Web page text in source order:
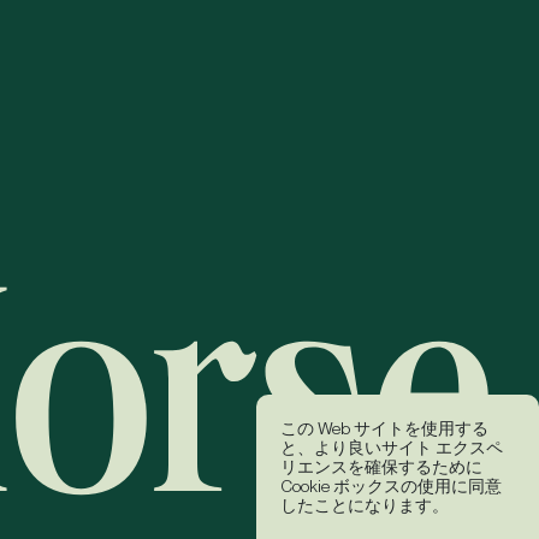
この Web サイトを使用する
と、より良いサイト エクスペ
リエンスを確保するために
Cookie ボックスの使用に同意
したことになります。